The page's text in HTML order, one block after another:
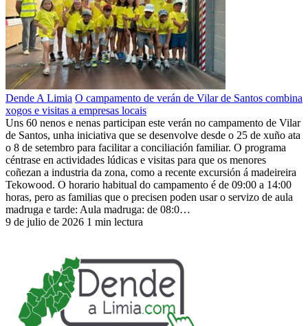
Dende A Limia O campamento de verán de Vilar de Santos combina
xogos e visitas a empresas locais
Uns 60 nenos e nenas participan este verán no campamento de Vilar
de Santos, unha iniciativa que se desenvolve desde o 25 de xuño ata
o 8 de setembro para facilitar a conciliación familiar. O programa
céntrase en actividades lúdicas e visitas para que os menores
coñezan a industria da zona, como a recente excursión á madeireira
Tekowood. O horario habitual do campamento é de 09:00 a 14:00
horas, pero as familias que o precisen poden usar o servizo de aula
madruga e tarde: Aula madruga: de 08:0…
9 de julio de 2026 1 min lectura